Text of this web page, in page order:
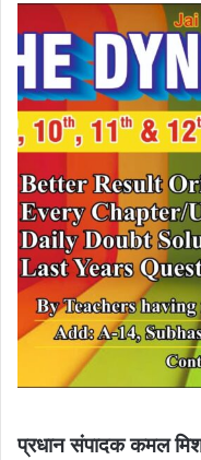
email
प्रधान संपादक कमल